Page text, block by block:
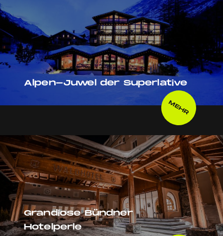
Alpen-Juwel der Superlative
MEHR
Grandiose Bündner
Hotelperle